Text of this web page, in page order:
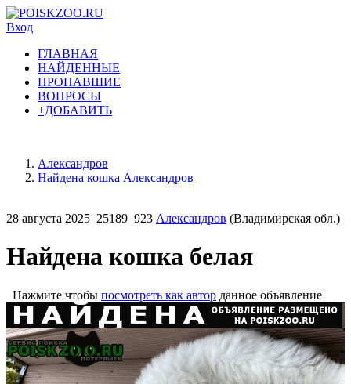
Вход
ГЛАВНАЯ
НАЙДЕННЫЕ
ПРОПАВШИЕ
ВОПРОСЫ
+ДОБАВИТЬ
Александров
Найдена кошка Александров
28 августа 2025 25189 923 Александров (Владимирская обл.)
Найдена кошка белая
Нажмите чтобы посмотреть как автор данное объявление